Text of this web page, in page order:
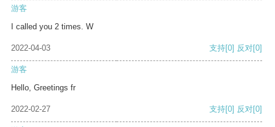
游客
I called you 2 times. W
2022-04-03 支持[0] 反对[0]
游客
Hello, Greetings fr
2022-02-27 支持[0] 反对[0]